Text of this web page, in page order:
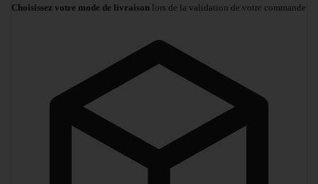
Choisissez votre mode de livraison lors de la validation de votre commande